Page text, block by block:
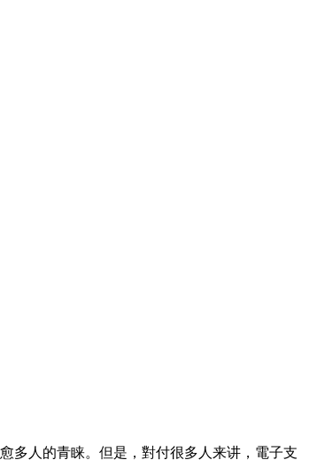
多人的青睐。但是，對付很多人来讲，電子支